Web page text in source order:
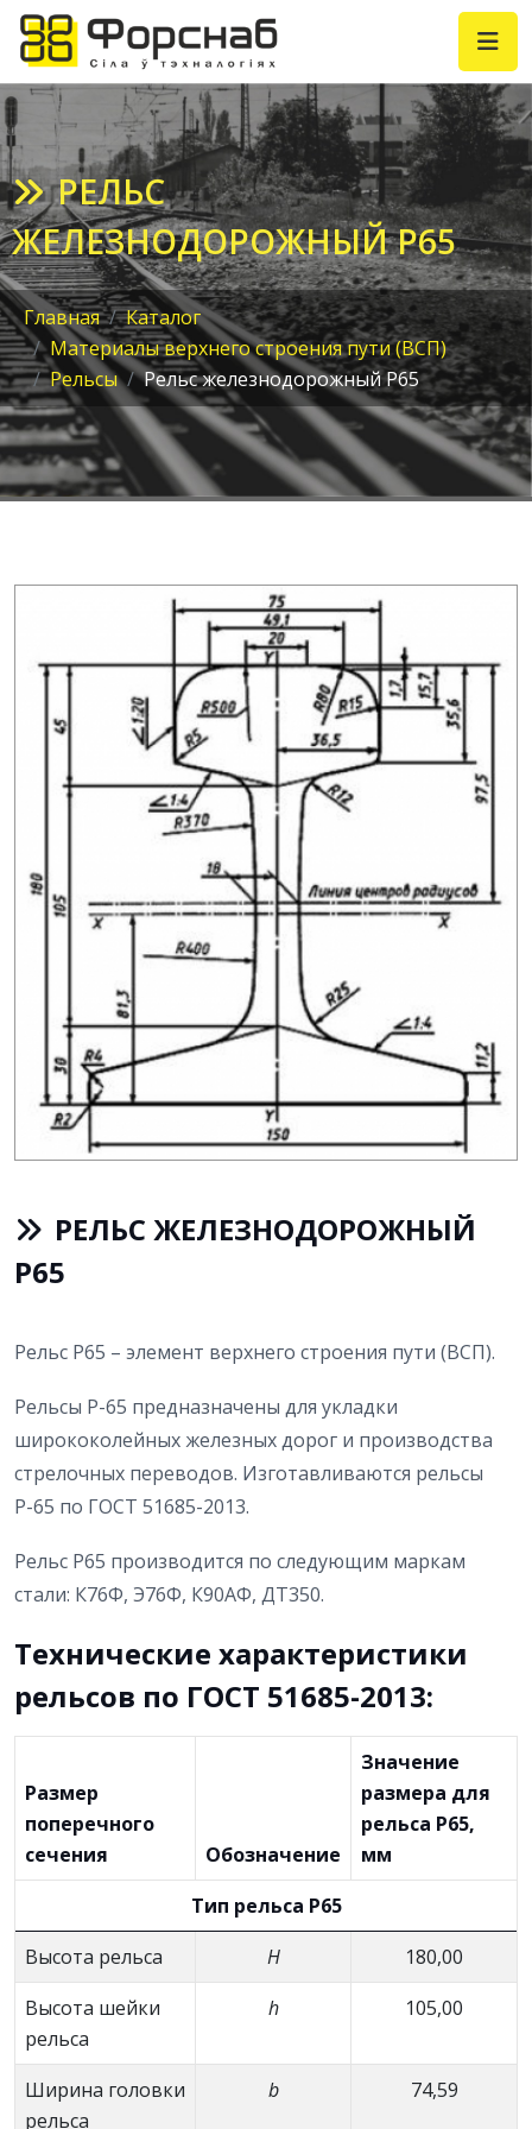
РЕЛЬС
ЖЕЛЕЗНОДОРОЖНЫЙ Р65
Главная
Каталог
Материалы верхнего строения пути (ВСП)
Рельсы
Рельс железнодорожный Р65
РЕЛЬС ЖЕЛЕЗНОДОРОЖНЫЙ
Р65
Рельс Р65 – элемент верхнего строения пути (ВСП).
Рельсы Р-65 предназначены для укладки
ширококолейных железных дорог и производства
стрелочных переводов. Изготавливаются рельсы
Р-65 по ГОСТ 51685-2013.
Рельс Р65 производится по следующим маркам
стали: К76Ф, Э76Ф, К90АФ, ДТ350.
Технические характеристики
рельсов по ГОСТ 51685-2013:
Размер
поперечного
сечения
Обозначение
Значение
размера для
рельса Р65,
мм
Тип рельса Р65
Высота рельса
Н
180,00
Высота шейки
рельса
h 105,00
Ширина головки
рельса
b 74,59